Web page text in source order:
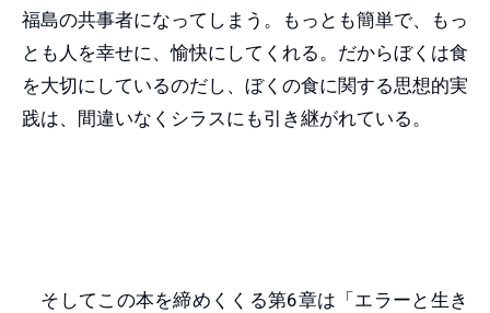
福島の共事者になってしまう。もっとも簡単で、もっ
とも人を幸せに、愉快にしてくれる。だからぼくは食
を大切にしているのだし、ぼくの食に関する思想的実
践は、間違いなくシラスにも引き継がれている。
そしてこの本を締めくくる第6章は「エラーと生き